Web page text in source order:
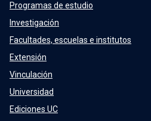
Programas de estudio
Investigación
Facultades, escuelas e institutos
Extensión
Vinculación
Universidad
Ediciones UC